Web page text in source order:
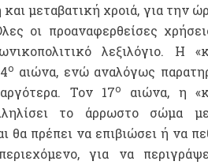
μεταβατική χροιά, για την
οι προαναφερθείσες
λεξιλόγιο. Η
ο αιώνα, ενώ αναλόγως
Τον 17ο
αιώνα, η
το άρρωστο σώμα
θα πρέπει να επιβιώσει ή να
για να